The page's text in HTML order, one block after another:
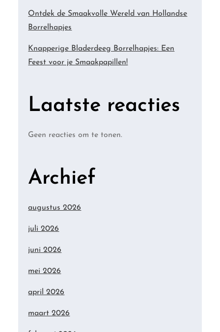
Ontdek de Smaakvolle Wereld van Hollandse
Borrelhapjes
Knapperige Bladerdeeg Borrelhapjes: Een
Feest voor je Smaakpapillen!
Laatste reacties
Geen reacties om te tonen.
Archief
augustus 2026
juli 2026
juni 2026
mei 2026
april 2026
maart 2026